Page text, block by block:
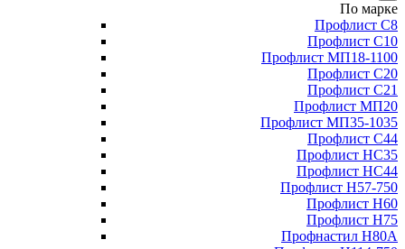
По марке
Профлист С8
Профлист С10
Профлист МП18-1100
Профлист С20
Профлист С21
Профлист МП20
Профлист МП35-1035
Профлист С44
Профлист НС35
Профлист НС44
Профлист Н57-750
Профлист Н60
Профлист Н75
Профнастил Н80А